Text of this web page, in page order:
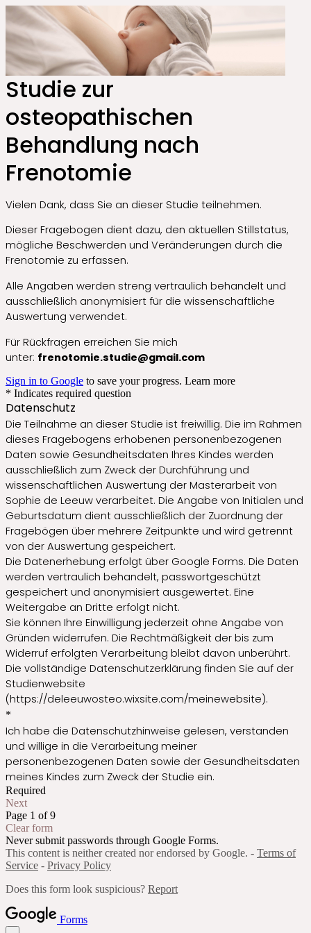
Studie zur
osteopathischen
Behandlung nach
Frenotomie
Vielen Dank, dass Sie an dieser Studie teilnehmen.
Dieser Fragebogen dient dazu, den aktuellen Stillstatus,
mögliche Beschwerden und Veränderungen durch die
Frenotomie zu erfassen.
Alle Angaben werden streng vertraulich behandelt und
ausschließlich anonymisiert für die wissenschaftliche
Auswertung verwendet.
Für Rückfragen erreichen Sie mich
unter: frenotomie.studie@gmail.com
Sign in to Google to save your progress. Learn more
* Indicates required question
Datenschutz
Die Teilnahme an dieser Studie ist freiwillig. Die im Rahmen
dieses Fragebogens erhobenen personenbezogenen
Daten sowie Gesundheitsdaten Ihres Kindes werden
ausschließlich zum Zweck der Durchführung und
wissenschaftlichen Auswertung der Masterarbeit von
Sophie de Leeuw verarbeitet. Die Angabe von Initialen und
Geburtsdatum dient ausschließlich der Zuordnung der
Fragebögen über mehrere Zeitpunkte und wird getrennt
von der Auswertung gespeichert.
Die Datenerhebung erfolgt über Google Forms. Die Daten
werden vertraulich behandelt, passwortgeschützt
gespeichert und anonymisiert ausgewertet. Eine
Weitergabe an Dritte erfolgt nicht.
Sie können Ihre Einwilligung jederzeit ohne Angabe von
Gründen widerrufen. Die Rechtmäßigkeit der bis zum
Widerruf erfolgten Verarbeitung bleibt davon unberührt.
Die vollständige Datenschutzerklärung finden Sie auf der
Studienwebsite
(https://deleeuwosteo.wixsite.com/meinewebsite).
*
Ich habe die Datenschutzhinweise gelesen, verstanden
und willige in die Verarbeitung meiner
personenbezogenen Daten sowie der Gesundheitsdaten
meines Kindes zum Zweck der Studie ein.
Required
Next
Page 1 of 9
Clear form
Never submit passwords through Google Forms.
This content is neither created nor endorsed by Google. - Terms of
Service - Privacy Policy
Does this form look suspicious? Report
Forms